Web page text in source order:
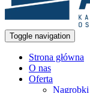
Toggle navigation
Strona główna
O nas
Oferta
Nagrobki